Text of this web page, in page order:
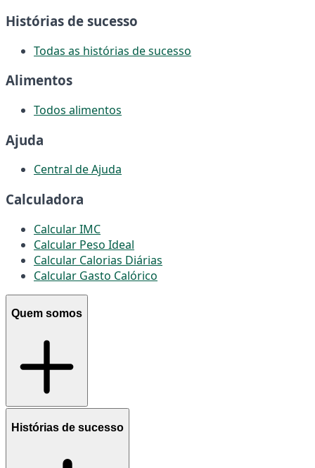
Histórias de sucesso
Todas as histórias de sucesso
Alimentos
Todos alimentos
Ajuda
Central de Ajuda
Calculadora
Calcular IMC
Calcular Peso Ideal
Calcular Calorias Diárias
Calcular Gasto Calórico
Quem somos
Histórias de sucesso